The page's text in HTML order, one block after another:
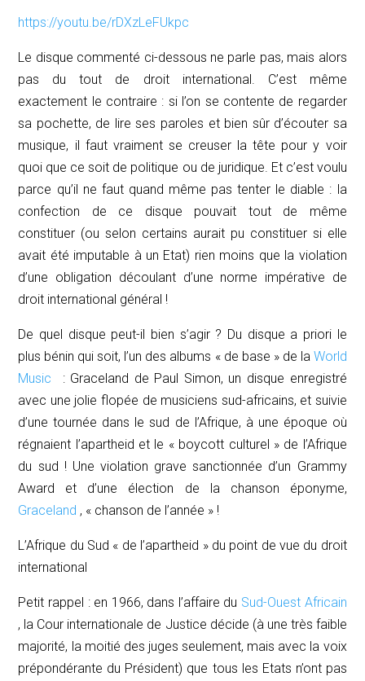
https://youtu.be/rDXzLeFUkpc
Le disque commenté ci-dessous ne parle pas, mais alors
pas du tout de droit international. C’est même
exactement le contraire : si l’on se contente de regarder
sa pochette, de lire ses paroles et bien sûr d’écouter sa
musique, il faut vraiment se creuser la tête pour y voir
quoi que ce soit de politique ou de juridique. Et c’est voulu
parce qu’il ne faut quand même pas tenter le diable : la
confection de ce disque pouvait tout de même
constituer (ou selon certains aurait pu constituer si elle
avait été imputable à un Etat) rien moins que la violation
d’une obligation découlant d’une norme impérative de
droit international général !
De quel disque peut-il bien s’agir ? Du disque a priorile
plus bénin qui soit, l’un des albums « de base » de la World
Music
: Graceland de Paul Simon, un disque enregistré
avec une jolie flopée de musiciens sud-africains, et suivie
d’une tournée dans le sud de l’Afrique, à une époque où
régnaient l’apartheid et le « boycott culturel » de l’Afrique
du sud ! Une violation grave sanctionnée d’un Grammy
Award et d’une élection de la chanson éponyme,
Graceland , « chanson de l’année » !
L’Afrique du Sud « de l’apartheid » du point de vue du droit
international
Petit rappel : en 1966, dans l’affaire du Sud-Ouest Africain
, la Cour internationale de Justice décide (à une très faible
majorité, la moitié des juges seulement, mais avec la voix
prépondérante du Président) que tous les Etats n’ont pas